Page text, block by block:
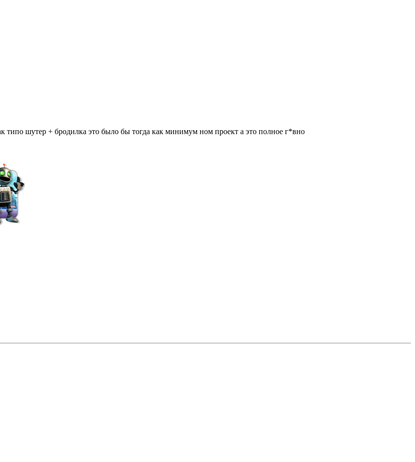
типо шутер + бродилка это было бы тогда как минимум ном проект а это полное г*вно